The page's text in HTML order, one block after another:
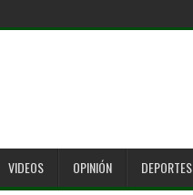
VIDEOS OPINIÓN DEPORTES